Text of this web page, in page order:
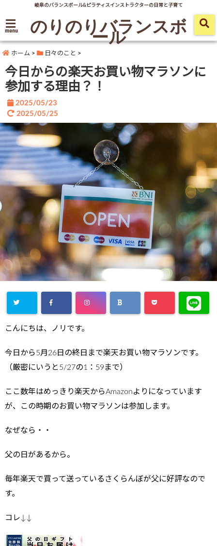
岐阜のバランスボール&ピラティスインストラクターの日常と子育て
menu のりのりバランスボ
ール
ホーム > 日々のこと >
今日からの楽天お買い物マラソンに
参加する理由？！
2025/05/23
2025/05/25
こんにちは、ノリです。
今日から5月26日の終日まで楽天お買い物マラソンです。
（厳密にいうと5/27の1：59まで）
ここ数年はめっきり楽天からAmazonよりになっています
が、この時期のお買い物マラソンは参加します。
なぜなら・・
父の日があるから。
毎年楽天で買って送っているさくらんぼが父に好評なので
す。
コレ↓↓